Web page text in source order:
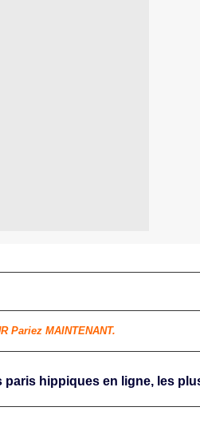
Pariez MAINTENANT.
paris hippiques en ligne, les